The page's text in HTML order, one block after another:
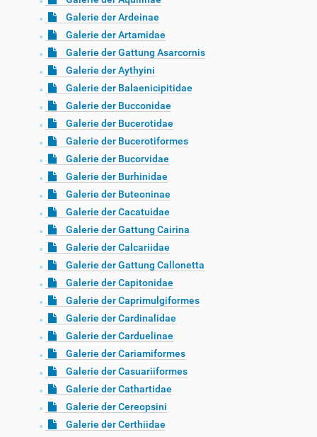
Galerie der Ardeinae
Galerie der Artamidae
Galerie der Gattung Asarcornis
Galerie der Aythyini
Galerie der Balaenicipitidae
Galerie der Bucconidae
Galerie der Bucerotidae
Galerie der Bucerotiformes
Galerie der Bucorvidae
Galerie der Burhinidae
Galerie der Buteoninae
Galerie der Cacatuidae
Galerie der Gattung Cairina
Galerie der Calcariidae
Galerie der Gattung Callonetta
Galerie der Capitonidae
Galerie der Caprimulgiformes
Galerie der Cardinalidae
Galerie der Carduelinae
Galerie der Cariamiformes
Galerie der Casuariiformes
Galerie der Cathartidae
Galerie der Cereopsini
Galerie der Certhiidae